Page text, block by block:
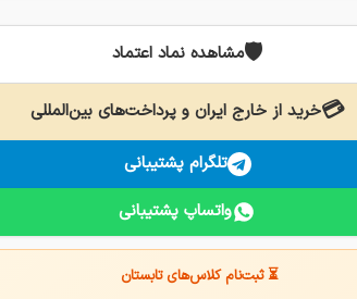
🛡️مشاهده نماد اعتماد
💳خرید از خارج ایران و پرداخت‌های بین‌المللی
تلگرام پشتیبانی
واتساپ پشتیبانی
⏳ ثبت‌نام کلاس‌های تابستان